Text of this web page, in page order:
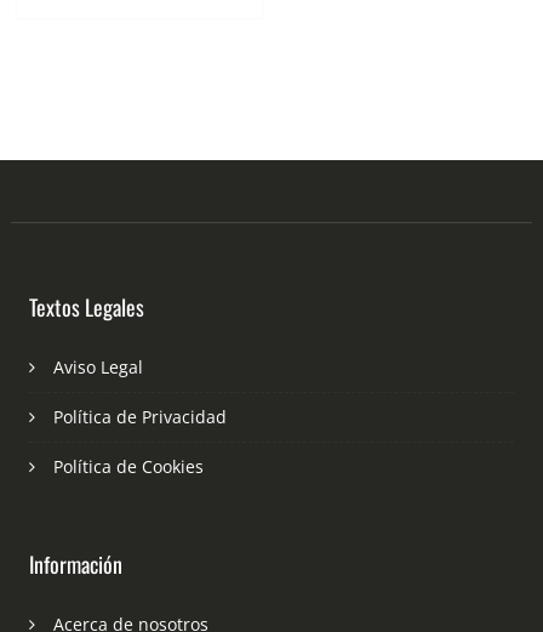
Textos Legales
Aviso Legal
Política de Privacidad
Política de Cookies
Información
Acerca de nosotros